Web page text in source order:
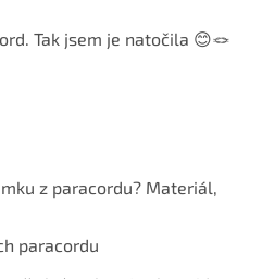
Tak jsem je natočila 😊🪢
z paracordu? Materiál,
paracordu